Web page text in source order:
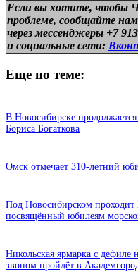
Если вы хотите, чтобы
проблеме, сообщайте
через мессенджеры +7
и социальные сети:
Еще по теме:
В Новосибирске
Бориса Богаткова
Омск отмечает 310-летний
Под Новосибирском
посвящённый юбилеям
Никольская ярмарка с
звоном пройдёт в